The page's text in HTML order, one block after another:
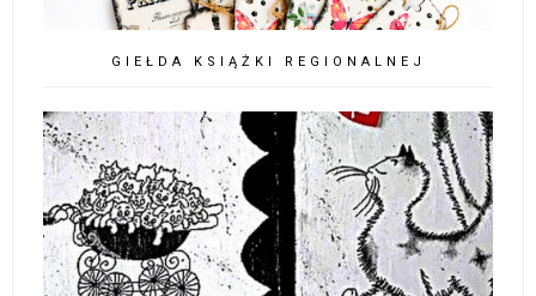
GIEŁDA KSIĄŻKI REGIONALNEJ